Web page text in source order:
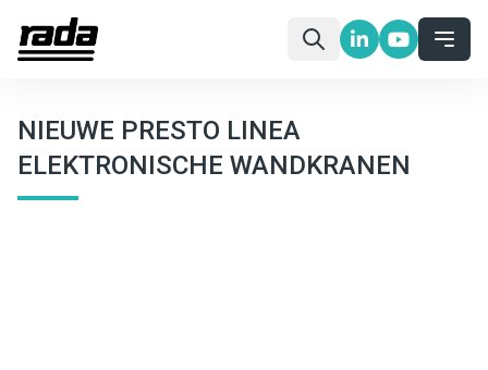
NIEUWE PRESTO LINEA
ELEKTRONISCHE WANDKRANEN